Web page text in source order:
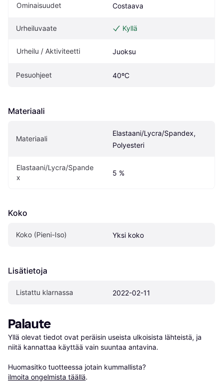
Ominaisuudet Costaava
Urheiluvaate Kyllä
Urheilu / Aktiviteetti Juoksu
Pesuohjeet 40ºC
Materiaali
Materiaali
Elastaani/Lycra/Spandex,
Polyesteri
Elastaani/Lycra/Spande
x
5 %
Koko
Koko (Pieni-Iso) Yksi koko
Lisätietoja
Listattu klarnassa 2022-02-11
Palaute
Yllä olevat tiedot ovat peräisin useista ulkoisista lähteistä, ja
niitä kannattaa käyttää vain suuntaa antavina.
Huomasitko tuotteessa jotain kummallista?
ilmoita ongelmista täällä.